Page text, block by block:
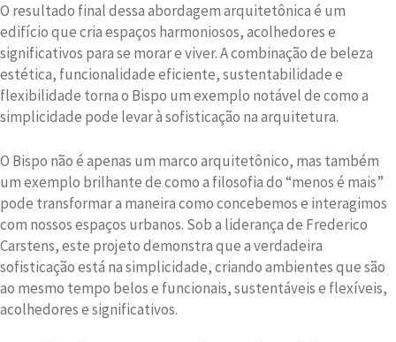
O resultado final dessa abordagem arquitetônica é um
edifício que cria espaços harmoniosos, acolhedores e
significativos para se morar e viver. A combinação de beleza
estética, funcionalidade eficiente, sustentabilidade e
flexibilidade torna o Bispo um exemplo notável de como a
simplicidade pode levar à sofisticação na arquitetura.
O Bispo não é apenas um marco arquitetônico, mas também
um exemplo brilhante de como a filosofia do “menos é mais”
pode transformar a maneira como concebemos e interagimos
com nossos espaços urbanos. Sob a liderança de Frederico
Carstens, este projeto demonstra que a verdadeira
sofisticação está na simplicidade, criando ambientes que são
ao mesmo tempo belos e funcionais, sustentáveis e flexíveis,
acolhedores e significativos.